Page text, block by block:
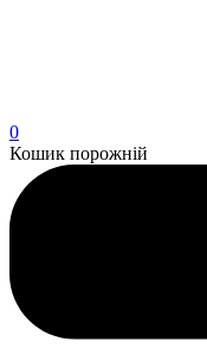
0
Кошик порожній